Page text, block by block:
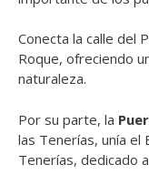
Conecta la calle del
Roque, ofreciendo
naturaleza.
Por su parte, la
las Tenerías, unía el
Tenerías, dedicado